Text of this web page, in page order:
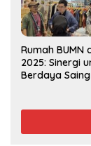
Rumah BUMN
2025: Sinergi
Berdaya